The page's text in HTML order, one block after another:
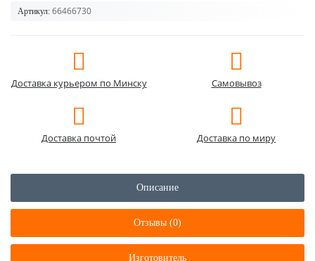
Артикул: 66466730
Доставка курьером по Минску Самовывоз
Доставка почтой Доставка по миру
Описание
Отзывы (0)
Изготовитель